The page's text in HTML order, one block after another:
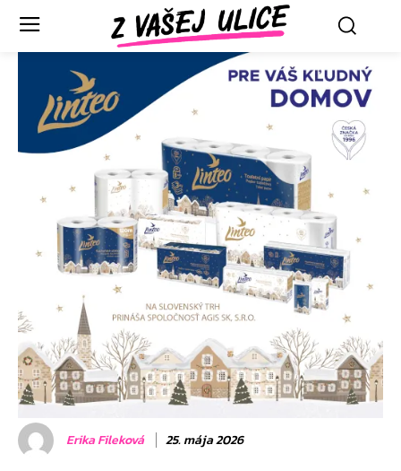
Erika Fileková 25. mája 2026